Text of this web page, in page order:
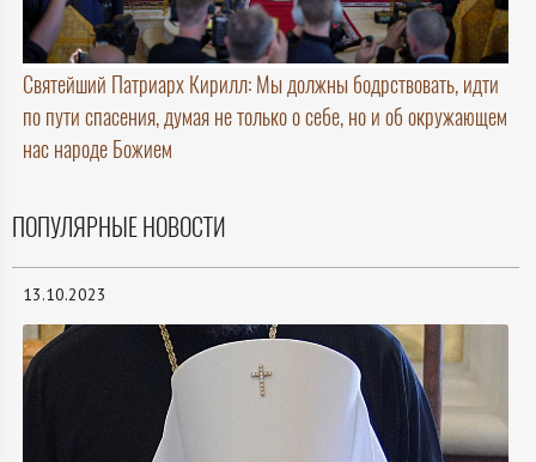
Святейший Патриарх Кирилл: Мы должны бодрствовать, идти
по пути спасения, думая не только о себе, но и об окружающем
нас народе Божием
ПОПУЛЯРНЫЕ НОВОСТИ
13.10.2023